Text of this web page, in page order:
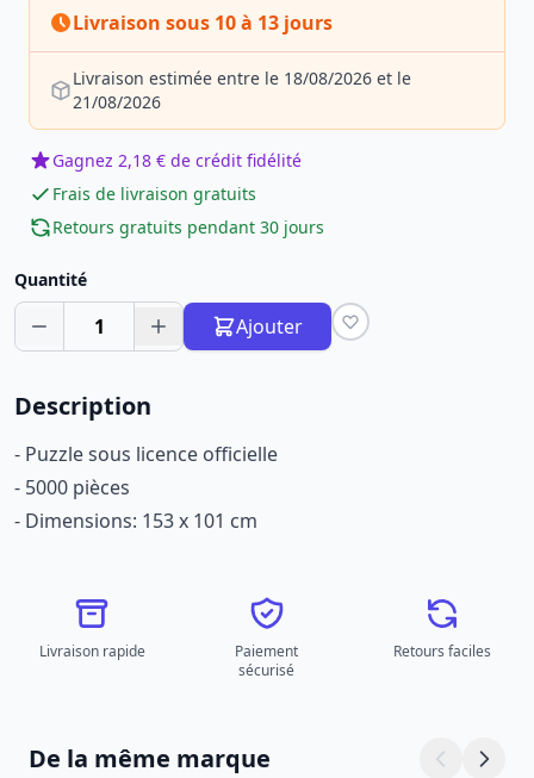
Livraison sous 10 à 13 jours
Livraison estimée entre le 18/08/2026 et le
21/08/2026
Gagnez 2,18 € de crédit fidélité
Frais de livraison gratuits
Retours gratuits pendant 30 jours
Quantité
1 Ajouter
Description
- Puzzle sous licence officielle
- 5000 pièces
- Dimensions: 153 x 101 cm
Livraison rapide
Paiement
sécurisé
Retours faciles
De la même marque